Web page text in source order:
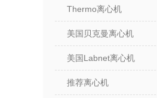
Thermo离心机
美国贝克曼离心机
美国Labnet离心机
推荐离心机